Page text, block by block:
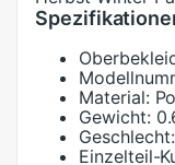
Material:
Gewicht:
Geschlecht:
Einzelteil-